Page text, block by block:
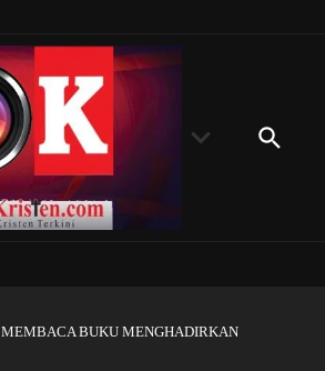
MEMBACA BUKU MENGHADIRKAN